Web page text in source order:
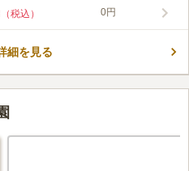
ますが、駐車場があり、バス停も近
れほど不便を感じません。根岸湾の
ざまなタイプがあり、ククルチアとい
ません。
税込） 0円
細を見る